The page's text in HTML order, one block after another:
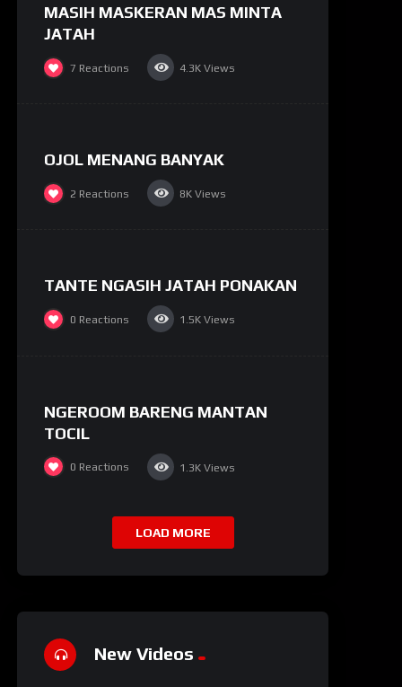
#9
MASIH MASKERAN MAS MINTA
JATAH
7 Reactions 4.3K Views
#6
OJOL MENANG BANYAK
2 Reactions 8K Views
TANTE NGASIH JATAH PONAKAN
0 Reactions 1.5K Views
NGEROOM BARENG MANTAN
TOCIL
0 Reactions 1.3K Views
LOAD MORE
New Videos